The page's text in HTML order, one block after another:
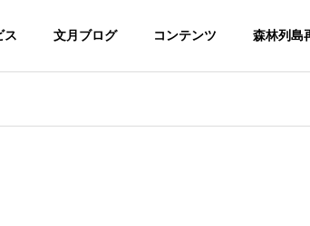
ス 文月ブログ コンテンツ 森林列島